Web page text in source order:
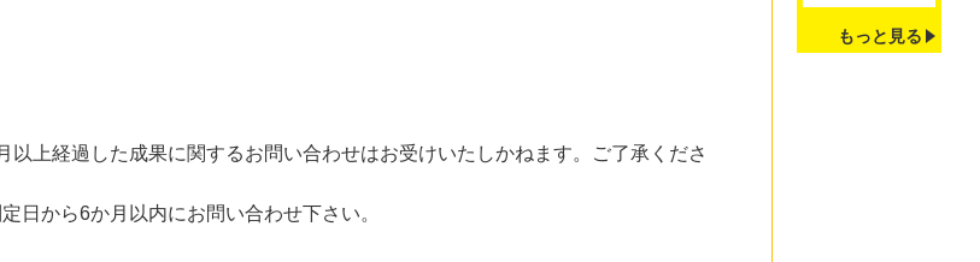
上経過した成果に関するお問い合わせはお受けいたしかねます。ご了承くださ
日から6か月以内にお問い合わせ下さい。
もっと見る